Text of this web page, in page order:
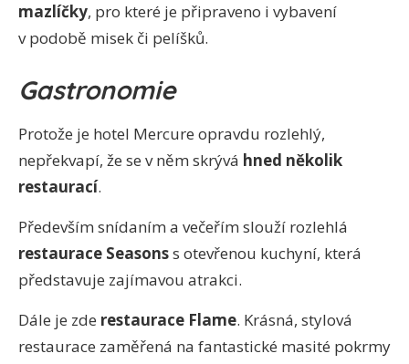
mazlíčky, pro které je připraveno i vybavení
v podobě misek či pelíšků.
Gastronomie
Protože je hotel Mercure opravdu rozlehlý,
nepřekvapí, že se v něm skrývá hned několik
restaurací.
Především snídaním a večeřím slouží rozlehlá
restaurace Seasonss otevřenou kuchyní, která
představuje zajímavou atrakci.
Dále je zde restaurace Flame. Krásná, stylová
restaurace zaměřená na fantastické masité pokrmy